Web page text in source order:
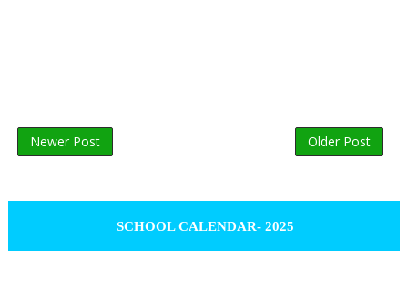
Newer Post Older Post
SCHOOL CALENDAR- 2025